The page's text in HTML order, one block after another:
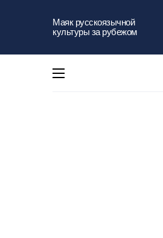
Маяк русскоязычной
культуры за рубежом